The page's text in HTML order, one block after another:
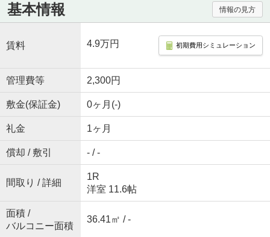
基本情報 情報の見方
賃料 4.9万円 初期費用シミュレーション
管理費等 2,300円
敷金(保証金) 0ヶ月(-)
礼金 1ヶ月
償却 / 敷引 - / -
間取り / 詳細
1R
洋室 11.6帖
面積 /
バルコニー面積
36.41㎡ / -